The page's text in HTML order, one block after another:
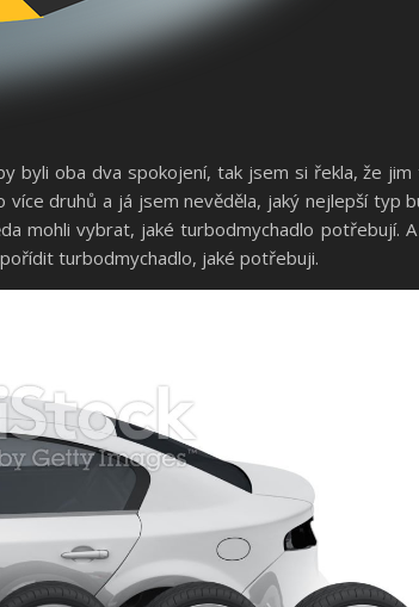
byli oba dva spokojení, tak jsem si řekla, že jim
druhů a já jsem nevěděla, jaký nejlepší typ
mohli vybrat, jaké turbodmychadlo potřebují.
turbodmychadlo, jaké potřebuji.